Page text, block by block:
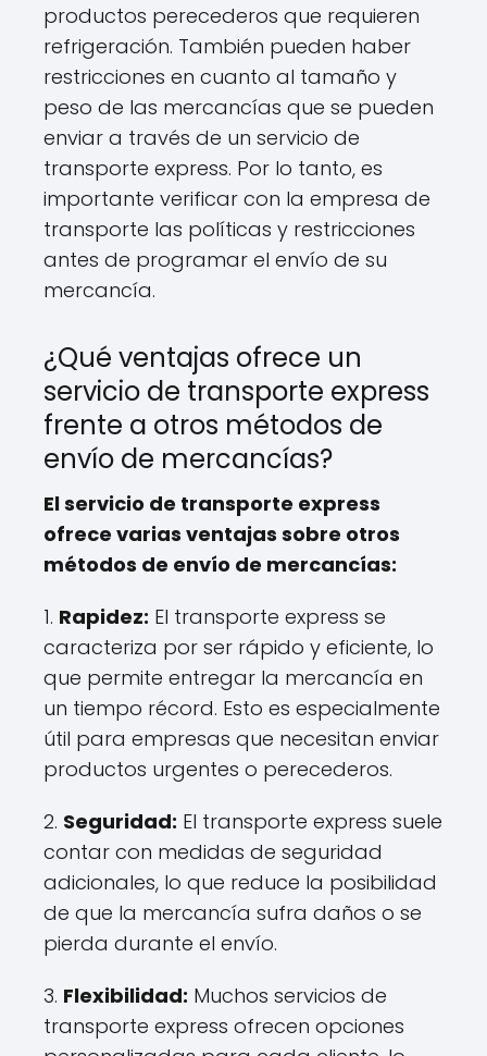
productos perecederos que requieren
refrigeración. También pueden haber
restricciones en cuanto al tamaño y
peso de las mercancías que se pueden
enviar a través de un servicio de
transporte express. Por lo tanto, es
importante verificar con la empresa de
transporte las políticas y restricciones
antes de programar el envío de su
mercancía.
¿Qué ventajas ofrece un
servicio de transporte express
frente a otros métodos de
envío de mercancías?
El servicio de transporte express
ofrece varias ventajas sobre otros
métodos de envío de mercancías:
1. Rapidez: El transporte express se
caracteriza por ser rápido y eficiente, lo
que permite entregar la mercancía en
un tiempo récord. Esto es especialmente
útil para empresas que necesitan enviar
productos urgentes o perecederos.
2. Seguridad: El transporte express suele
contar con medidas de seguridad
adicionales, lo que reduce la posibilidad
de que la mercancía sufra daños o se
pierda durante el envío.
3. Flexibilidad: Muchos servicios de
transporte express ofrecen opciones